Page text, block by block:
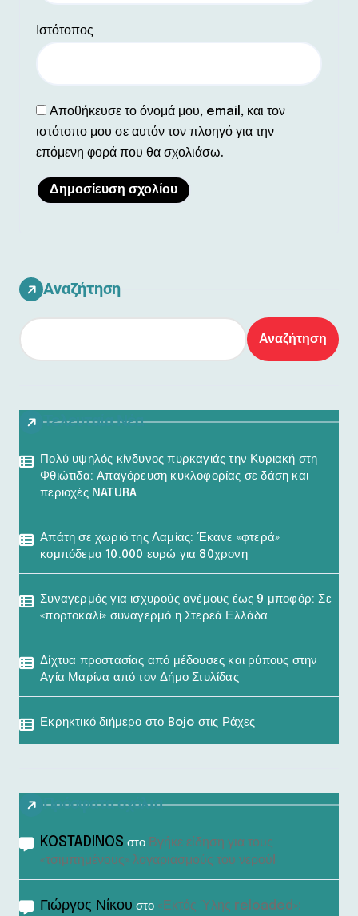
Ιστότοπος
Αποθήκευσε το όνομά μου, email, και τον
ιστότοπο μου σε αυτόν τον πλοηγό για την
επόμενη φορά που θα σχολιάσω.
Αναζήτηση
Αναζήτηση
Τελευταία Νέα
Πολύ υψηλός κίνδυνος πυρκαγιάς την Κυριακή στη
Φθιώτιδα: Απαγόρευση κυκλοφορίας σε δάση και
περιοχές NATURA
Απάτη σε χωριό της Λαμίας: Έκανε «φτερά»
κομπόδεμα 10.000 ευρώ για 80χρονη
Συναγερμός για ισχυρούς ανέμους έως 9 μποφόρ: Σε
«πορτοκαλί» συναγερμό η Στερεά Ελλάδα
Δίχτυα προστασίας από μέδουσες και ρύπους στην
Αγία Μαρίνα από τον Δήμο Στυλίδας
Εκρηκτικό διήμερο στο Bojo στις Ράχες
Πρόσφατα σχόλια
KOSTADINOS στο Βγήκε είδηση για τους
«τσιμπημένους» λογαριασμούς του νερού!
Γιώργος Νίκου στο «Εκτός Ύλης reloaded»: